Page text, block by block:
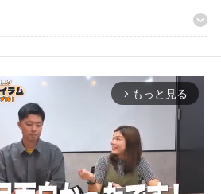
arrow_forward_ios もっと見る